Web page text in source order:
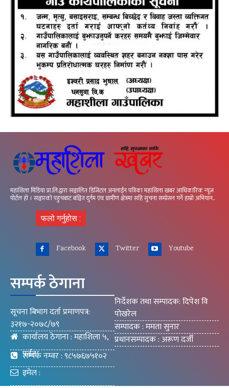
महाशिला मिडिया प्रा.लि.द्वारा सञ्चालित डिजिटल अनलाईन पत्रिका महाशिला खबर आधिकारिक न्यूज
पोर्टल हो । सञ्चारको पहुचबाट बञ्चित दुर्गम एंव ग्रामीण क्षेत्रमा सहि सुचना सम्प्रेसन गर्ने हाम्रो अभियान..
फलो गर्नुहोस :
Facebook Twitter Youtube
सम्पर्क ठेगाना
सूचना बिभाग दर्ता प्रमाणपत्र:
३२१७-२०७८/७९
कार्यालय ठेगाना : महाशिला ५,
पर्वत
सम्पर्क नम्वर : ९८५७६७५१०२
इमेल :
निर्देशक तथा सम्पादक: दिपेश वि
पोखरेल
सम्पादक : ममता सुनार
प्रधानसम्पादक : अरूण दर्जी